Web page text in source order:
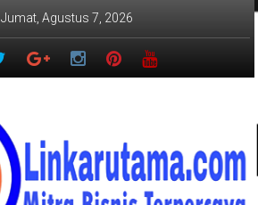
Jumat, Agustus 7, 2026